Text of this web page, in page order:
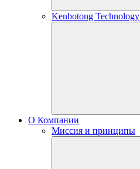
Kenbotong Technology
О Компании
Миссия и принципы